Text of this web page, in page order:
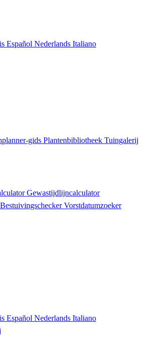
Español Nederlands Italiano
gids Plantenbibliotheek Tuingalerij
Gewastijdlijncalculator
BestuivingscheckerVorstdatumzoeker
Español Nederlands Italiano